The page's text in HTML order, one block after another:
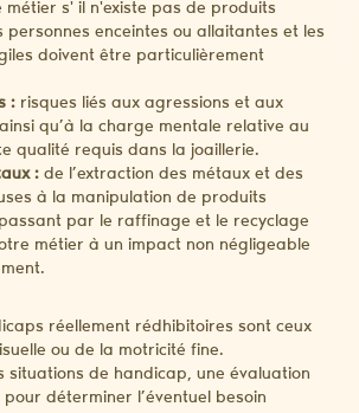
métier s' il n'existe pas de produits
personnes enceintes ou allaitantes et les
doivent être particulièrement
: risques liés aux agressions et aux
qu’à la charge mentale relative au
qualité requis dans la joaillerie.
: de l’extraction des métaux et des
à la manipulation de produits
par le raffinage et le recyclage
métier à un impact non négligeable
réellement rédhibitoires sont ceux
ou de la motricité fine.
situations de handicap, une évaluation
déterminer l’éventuel besoin